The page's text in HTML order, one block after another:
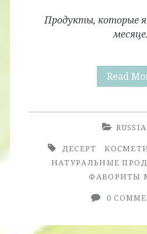
Продукты, которые
месяце.
Read
ДЕСЕРТ
НАТУРАЛЬНЫЕ
ФАВОРИТЫ
0